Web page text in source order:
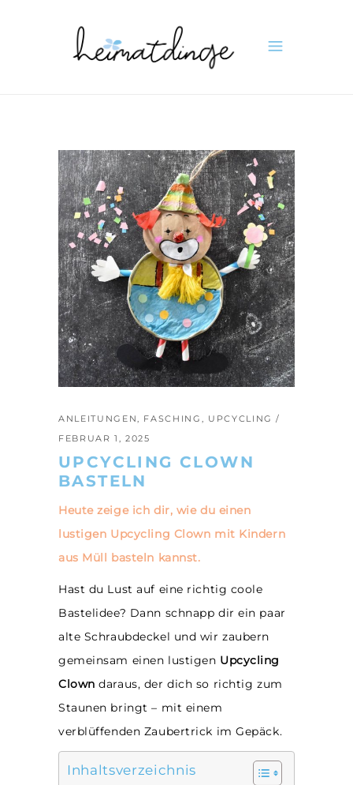
ANLEITUNGEN, FASCHING , UPCYCLING
FEBRUAR 1, 2025
UPCYCLING CLOWN
BASTELN
Heute zeige ich dir, wie du einen
lustigen Upcycling Clown mit Kindern
aus Müll basteln kannst.
Hast du Lust auf eine richtig coole
Bastelidee? Dann schnapp dir ein paar
alte Schraubdeckel und wir zaubern
gemeinsam einen lustigen Upcycling
Clown daraus, der dich so richtig zum
Staunen bringt – mit einem
verblüffenden Zaubertrick im Gepäck.
Inhaltsverzeichnis